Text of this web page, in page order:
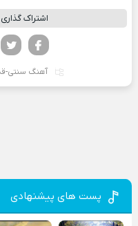
اشتراک
آهنگ سنتی-
پست های پیشنهادی